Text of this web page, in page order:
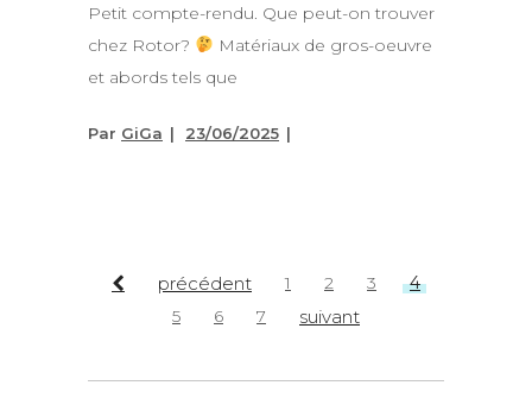
Petit compte-rendu. Que peut-on trouver
chez Rotor?
Matériaux de gros-oeuvre
et abords tels que
Par GiGa 23/06/2025
précédent 1 2 3
4
5
6 7 suivant